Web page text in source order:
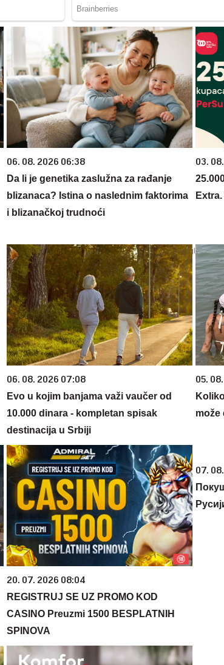
06. 08. 2026 06:38
Da li je genetika zaslužna za rađanje
blizanaca? Istina o naslednim faktorima
i blizanačkoj trudnoći
03.
06. 08. 2026 07:08
Evo u kojim banjama važi vaučer od
10.000 dinara - kompletan spisak
destinacija u Srbiji
05.
može
20. 07. 2026 08:04
REGISTRUJ SE UZ PROMO KOD
CASINO Preuzmi 1500 BESPLATNIH
SPINOVA
07.